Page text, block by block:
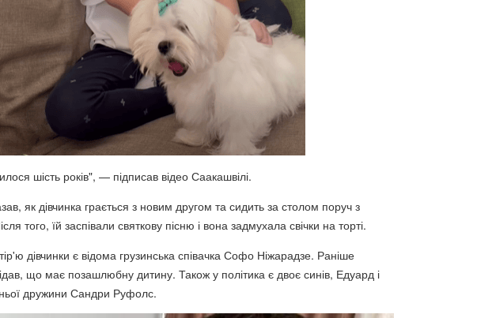
шість років", — підписав відео Саакашвілі.
як дівчинка грається з новим другом та сидить за столом поруч з
того, їй заспівали святкову пісню і вона задмухала свічки на торті.
дівчинки є відома грузинська співачка Софо Ніжарадзе. Раніше
що має позашлюбну дитину. Також у політика є двоє синів, Едуард і
дружини Сандри Руфолс.